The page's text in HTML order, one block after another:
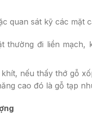
quan sát kỹ các mặt
thường đi liền mạch,
nếu thấy thớ gỗ
cao đó là gỗ tạp